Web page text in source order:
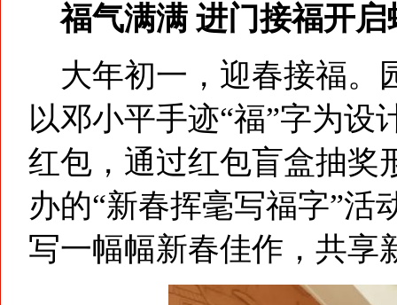
福气满满 进门接福开启
大年初一，迎春接福。
以邓小平手迹“福”字为设
红包，通过红包盲盒抽奖
办的“新春挥毫写福字”活
写一幅幅新春佳作，共享